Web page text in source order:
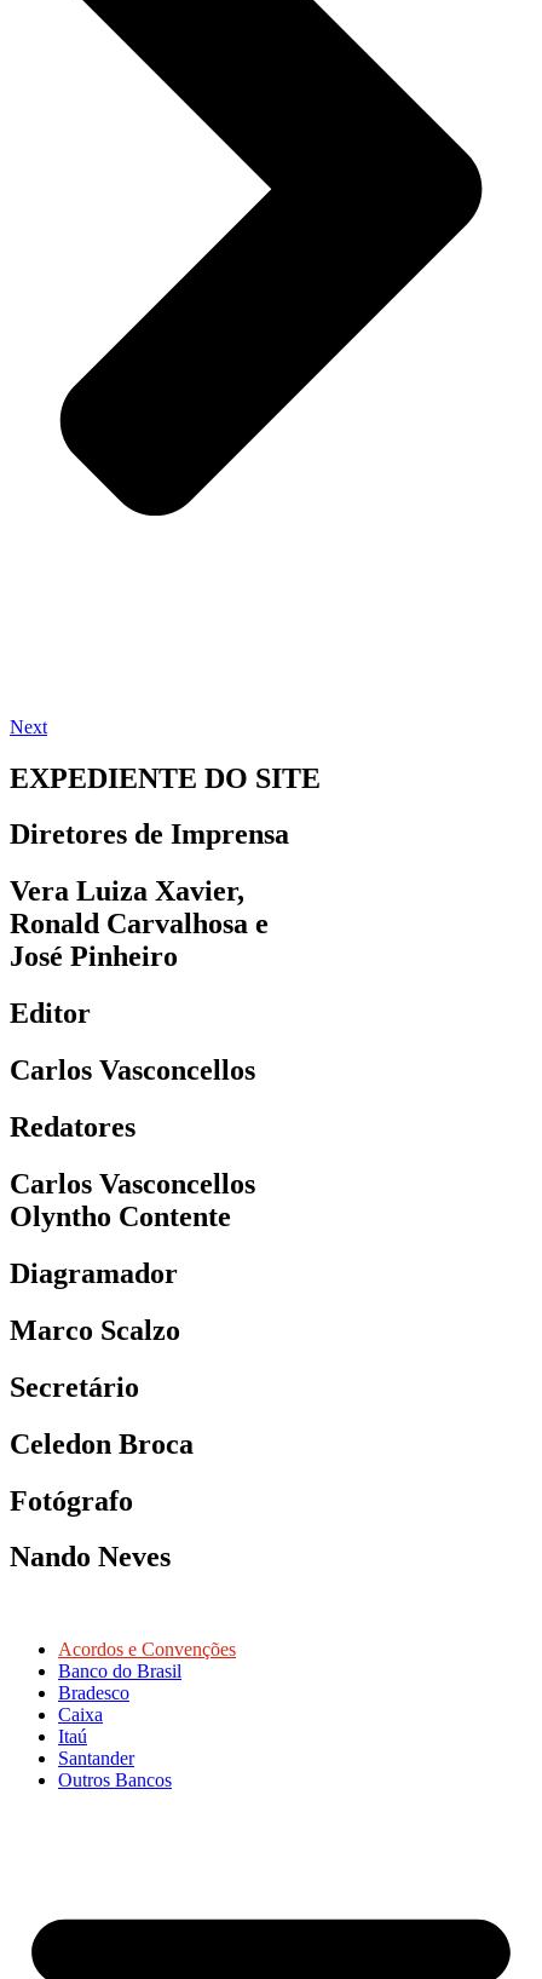
Next
EXPEDIENTE DO SITE
Diretores de Imprensa
Vera Luiza Xavier,
Ronald Carvalhosa e
José Pinheiro
Editor
Carlos Vasconcellos
Redatores
Carlos Vasconcellos
Olyntho Contente
Diagramador
Marco Scalzo
Secretário
Celedon Broca
Fotógrafo
Nando Neves
Acordos e Convenções
Banco do Brasil
Bradesco
Caixa
Itaú
Santander
Outros Bancos